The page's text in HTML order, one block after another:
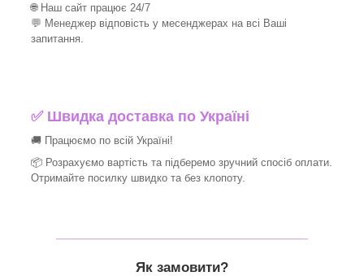
🌐 Наш сайт працює 24/7
💬 Менеджер відповість у месенджерах на всі Ваші
запитання.
✅ Швидка доставка по Україні
🚚 Працюємо по всій Україні!
📦 Розрахуємо вартість та підберемо зручний спосіб оплати.
Отримайте посилку швидко та без клопоту.
Як замовити?